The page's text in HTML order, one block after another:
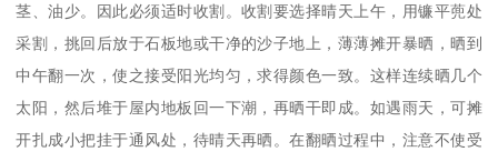
茎、油少。因此必须适时收割。收割要选择晴天上午，用镰平蔸处
采割，挑回后放于石板地或干净的沙子地上，薄薄摊开暴晒，晒到
中午翻一次，使之接受阳光均匀，求得颜色一致。这样连续晒几个
太阳，然后堆于屋内地板回一下潮，再晒干即成。如遇雨天，可摊
开扎成小把挂于通风处，待晴天再晒。在翻晒过程中，注意不使受